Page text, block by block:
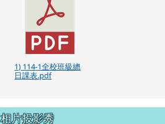
1) 114-1全校班級總
日課表.pdf
相片投影秀